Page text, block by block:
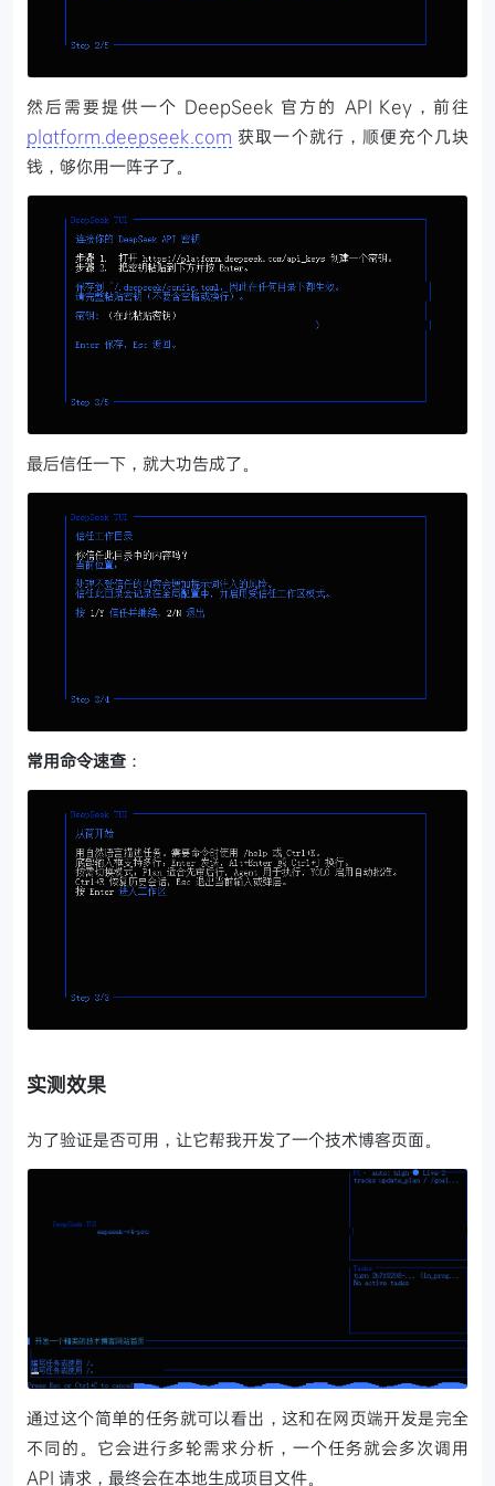
然后需要提供一个 DeepSeek 官方的 API Key，前往
platform.deepseek.com 获取一个就行，顺便充个几块
钱，够你用一阵子了。
最后信任一下，就大功告成了。
常用命令速查 ：
实测效果
为了验证是否可用，让它帮我开发了一个技术博客页面。
通过这个简单的任务就可以看出，这和在网页端开发是完全
不同的。它会进行多轮需求分析，一个任务就会多次调用
API 请求，最终会在本地生成项目文件。